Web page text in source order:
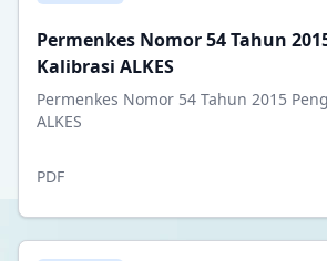
Permenkes Nomor 54 Tahun
Kalibrasi ALKES
Permenkes Nomor 54 Tahun 2015
ALKES
PDF